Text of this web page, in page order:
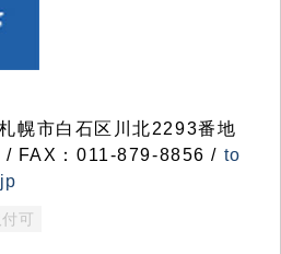
幌市白石区川北2293番地
FAX：011-879-8856 / to
可